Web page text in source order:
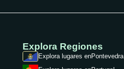
Explora Regiones
Explora lugares enPontevedra